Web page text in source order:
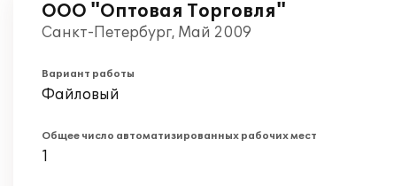
ООО "Оптовая Торговля"
Санкт-Петербург, Май 2009
Вариант работы
Файловый
Общее число автоматизированных рабочих мест
1